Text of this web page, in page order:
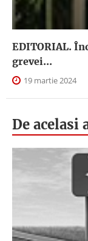
EDITORIAL.
grevei...
19 martie 2024
De acelasi